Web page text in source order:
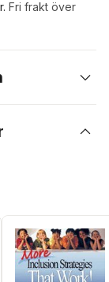
. Fri frakt över